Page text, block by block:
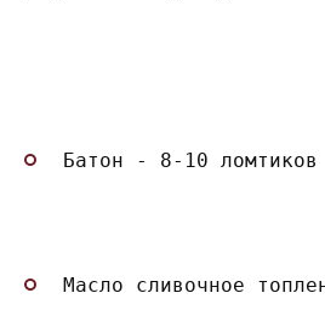
Батон - 8-10 ломтиков
Масло сливочное